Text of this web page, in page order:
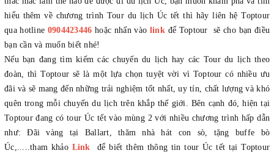
hiểu thêm về chương trình Tour du lịch Úc tết thì hãy liên hệ Toptour
qua hotline 0904423446 hoặc nhấn vào linkđể Toptour sẽ cho bạn điều
bạn cần và muốn biết nhé!
Nếu bạn đang tìm kiếm các chuyến du lịch hay các Tour du lịch theo
đoàn, thì Toptour sẽ là một lựa chọn tuyệt vời vì Toptour có nhiều ưu
đãi và sẽ mang đến những trải nghiệm tốt nhất, uy tín, chất lượng và khó
quên trong mỗi chuyến du lịch trên khắp thế giới. Bên cạnh đó, hiện tại
Toptour đang có tour Úc tết vào mùng 2 với nhiều chương trình hấp dẫn
như: Đãi vàng tại Ballart, thăm nhà hát con sò, tặng buffe bò
Úc,.....tham khảo Link
để biết thêm thông tin tour Úc tết tại Toptour